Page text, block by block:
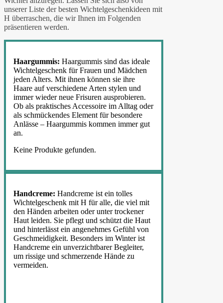
unserer Liste der besten Wichtelgeschenkideen mit
H überraschen, die wir Ihnen im Folgenden
präsentieren werden.
Haargummis: Haargummis sind das ideale
Wichtelgeschenk für Frauen und Mädchen
jeden Alters. Mit ihnen können sie ihre
Haare auf verschiedene Arten stylen und
immer wieder neue Frisuren ausprobieren.
Ob als praktisches Accessoire im Alltag oder
als schmückendes Element für besondere
Anlässe – Haargummis kommen immer gut
an.
Keine Produkte gefunden.
Handcreme: Handcreme ist ein tolles
Wichtelgeschenk mit H für alle, die viel mit
den Händen arbeiten oder unter trockener
Haut leiden. Sie pflegt und schützt die Haut
und hinterlässt ein angenehmes Gefühl von
Geschmeidigkeit. Besonders im Winter ist
Handcreme ein unverzichtbarer Begleiter,
um rissige und schmerzende Hände zu
vermeiden.